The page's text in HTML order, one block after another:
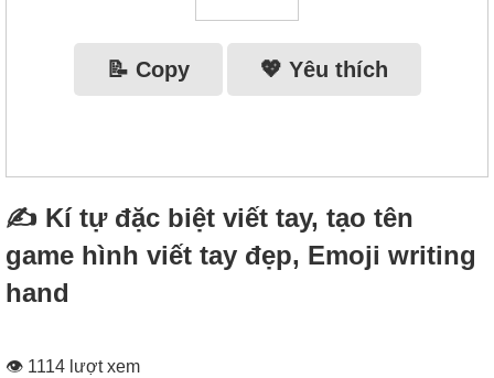
📝 Copy 💖 Yêu thích
✍ Kí tự đặc biệt viết tay, tạo tên
game hình viết tay đẹp, Emoji writing
hand
👁 1114 lượt xem